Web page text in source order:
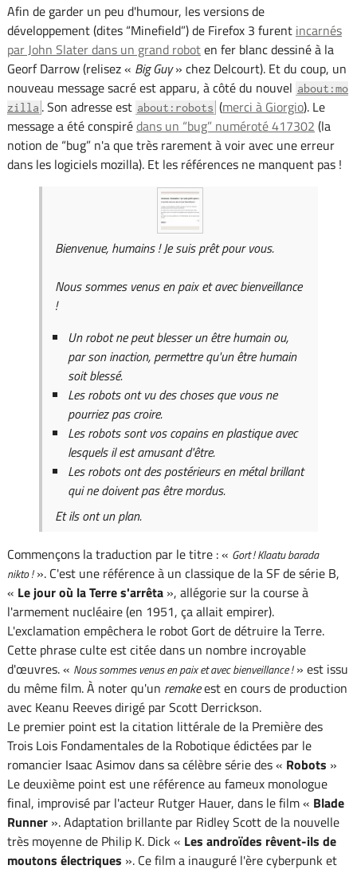
Afin de garder un peu d'humour, les versions de
développement (dites “Minefield”) de Firefox 3 furent incarnés
par John Slater dans un grand roboten fer blanc dessiné à la
Georf Darrow (relisez « Big Guy» chez Delcourt). Et du coup, un
nouveau message sacré est apparu, à côté du nouvel about:mo
zilla . Son adresse est about:robots (merci à Giorgio). Le
message a été conspirédans un “bug” numéroté 417302 (la
notion de “bug” n'a que très rarement à voir avec une erreur
dans les logiciels mozilla). Et les références ne manquent pas !
Bienvenue, humains ! Je suis prêt pour vous.
Nous sommes venus en paix et avec bienveillance
!
Un robot ne peut blesser un être humain ou,
par son inaction, permettre qu'un être humain
soit blessé.
Les robots ont vu des choses que vous ne
pourriez pas croire.
Les robots sont vos copains en plastique avec
lesquels il est amusant d'être.
Les robots ont des postérieurs en métal brillant
qui ne doivent pas être mordus.
Et ils ont un plan.
Commençons la traduction par le titre : « Gort ! Klaatu barada
nikto !». C'est une référence à un classique de la SF de série B,
« Le jour où la Terre s'arrêta», allégorie sur la course à
l'armement nucléaire (en 1951, ça allait empirer).
L'exclamation empêchera le robot Gort de détruire la Terre.
Cette phrase culte est citée dans un nombre incroyable
d'œuvres. « Nous sommes venus en paix et avec bienveillance !» est issu
du même film. À noter qu'un remakeest en cours de production
avec Keanu Reeves dirigé par Scott Derrickson.
Le premier point est la citation littérale de la Première des
Trois Lois Fondamentales de la Robotique édictées par le
romancier Isaac Asimov dans sa célèbre série des « Robots »
Le deuxième point est une référence au fameux monologue
final, improvisé par l'acteur Rutger Hauer, dans le film « Blade
Runner». Adaptation brillante par Ridley Scott de la nouvelle
très moyenne de Philip K. Dick « Les androïdes rêvent-ils de
moutons électriques ». Ce film a inauguré l'ère cyberpunk et